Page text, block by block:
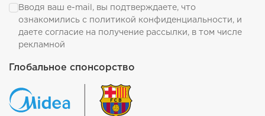
Глобальное спонсорство
Вводя ваш e-mail, вы подтверждаете, что
ознакомились с политикой конфиденциальности, и
даете согласие на получение рассылки, в том числе
рекламной